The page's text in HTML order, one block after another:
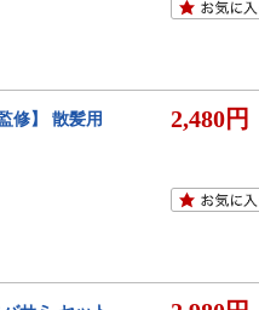
修】 散髪用
2,480円